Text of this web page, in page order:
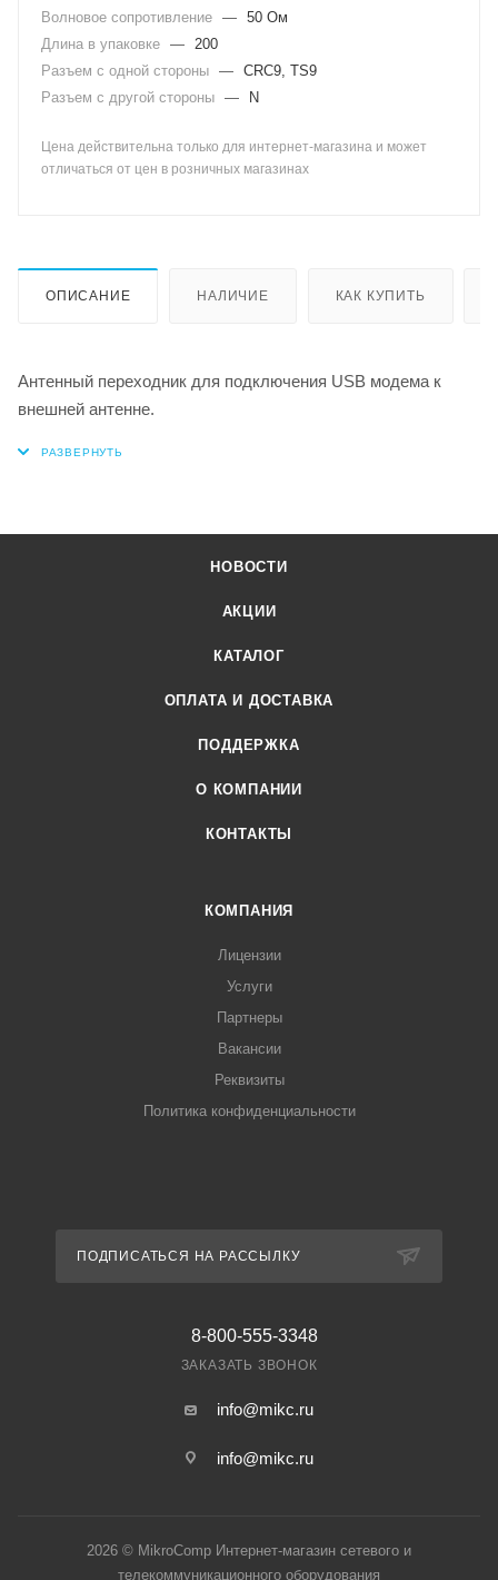
Волновое сопротивление — 50 Ом
Длина в упаковке — 200
Разъем с одной стороны — CRC9, TS9
Разъем с другой стороны — N
Цена действительна только для интернет-магазина и может
отличаться от цен в розничных магазинах
ОПИСАНИЕ НАЛИЧИЕ КАК КУПИТЬ
Антенный переходник для подключения USB модема к
внешней антенне.
НОВОСТИ
АКЦИИ
КАТАЛОГ
ОПЛАТА И ДОСТАВКА
ПОДДЕРЖКА
О КОМПАНИИ
КОНТАКТЫ
КОМПАНИЯ
Лицензии
Услуги
Партнеры
Вакансии
Реквизиты
Политика конфиденциальности
ПОДПИСАТЬСЯ НА РАССЫЛКУ
8-800-555-3348
ЗАКАЗАТЬ ЗВОНОК
info@mikc.ru
info@mikc.ru
2026 © MikroComp Интернет-магазин сетевого и
телекоммуникационного оборудования